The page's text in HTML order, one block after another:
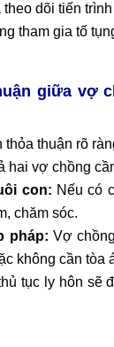
dõi tiến
tham gia tố
giữa vợ
thuận rõ
hai vợ chồng
con: Nếu có
chăm sóc.
pháp: Vợ
không cần tòa
tục ly hôn sẽ